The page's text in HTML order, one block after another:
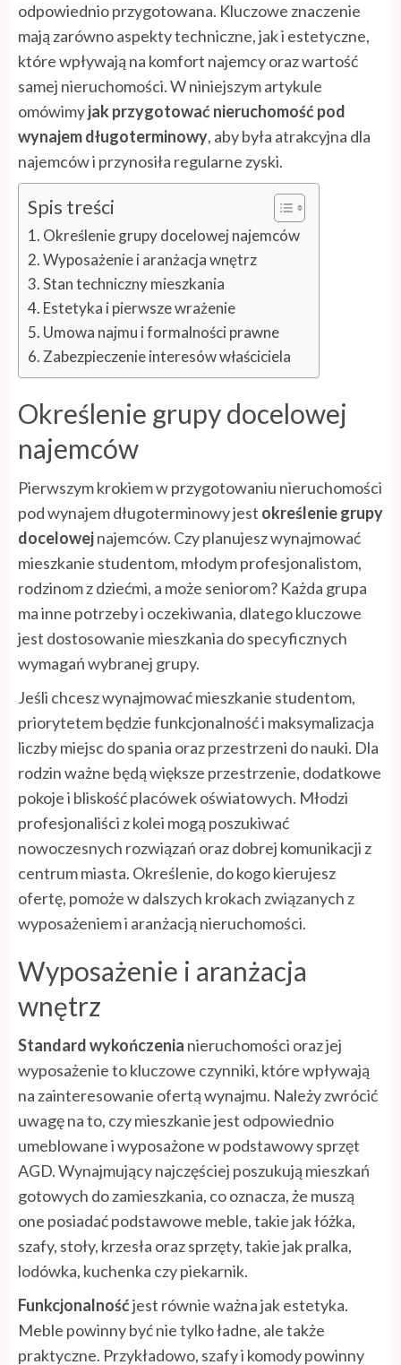
odpowiednio przygotowana. Kluczowe znaczenie
mają zarówno aspekty techniczne, jak i estetyczne,
które wpływają na komfort najemcy oraz wartość
samej nieruchomości. W niniejszym artykule
omówimyjak przygotować nieruchomość pod
wynajem długoterminowy, aby była atrakcyjna dla
najemców i przynosiła regularne zyski.
Spis treści
Określenie grupy docelowej najemców
Wyposażenie i aranżacja wnętrz
Stan techniczny mieszkania
Estetyka i pierwsze wrażenie
Umowa najmu i formalności prawne
Zabezpieczenie interesów właściciela
Określenie grupy docelowej
najemców
Pierwszym krokiem w przygotowaniu nieruchomości
pod wynajem długoterminowy jest określenie grupy
docelowejnajemców. Czy planujesz wynajmować
mieszkanie studentom, młodym profesjonalistom,
rodzinom z dziećmi, a może seniorom? Każda grupa
ma inne potrzeby i oczekiwania, dlatego kluczowe
jest dostosowanie mieszkania do specyficznych
wymagań wybranej grupy.
Jeśli chcesz wynajmować mieszkanie studentom,
priorytetem będzie funkcjonalność i maksymalizacja
liczby miejsc do spania oraz przestrzeni do nauki. Dla
rodzin ważne będą większe przestrzenie, dodatkowe
pokoje i bliskość placówek oświatowych. Młodzi
profesjonaliści z kolei mogą poszukiwać
nowoczesnych rozwiązań oraz dobrej komunikacji z
centrum miasta. Określenie, do kogo kierujesz
ofertę, pomoże w dalszych krokach związanych z
wyposażeniem i aranżacją nieruchomości.
Wyposażenie i aranżacja
wnętrz
Standard wykończenia nieruchomości oraz jej
wyposażenie to kluczowe czynniki, które wpływają
na zainteresowanie ofertą wynajmu. Należy zwrócić
uwagę na to, czy mieszkanie jest odpowiednio
umeblowane i wyposażone w podstawowy sprzęt
AGD. Wynajmujący najczęściej poszukują mieszkań
gotowych do zamieszkania, co oznacza, że muszą
one posiadać podstawowe meble, takie jak łóżka,
szafy, stoły, krzesła oraz sprzęty, takie jak pralka,
lodówka, kuchenka czy piekarnik.
Funkcjonalnośćjest równie ważna jak estetyka.
Meble powinny być nie tylko ładne, ale także
praktyczne. Przykładowo, szafy i komody powinny